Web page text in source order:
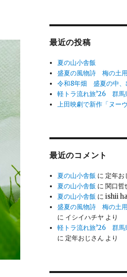
最近の投稿
夏の山小舎飯
盛夏の風物詩 梅の土
令和8年畑 盛夏の中、
軽トラ流れ旅’26 群馬
上田映劇で新作「ヌー
最近のコメント
夏の山小舎飯 に 定年お
夏の山小舎飯 に関口哲
夏の山小舎飯 にishii
盛夏の風物詩 梅の土
に イシイハチヤ より
軽トラ流れ旅’26 群馬
に 定年おじさん より